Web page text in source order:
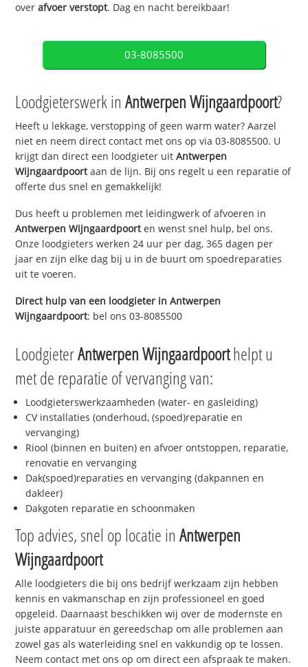
overafvoer verstopt. Dag en nacht bereikbaar!
03-8085500
Loodgieterswerk inAntwerpen Wijngaardpoort?
Heeft u lekkage, verstopping of geen warm water? Aarzel
niet en neem direct contact met ons op via 03-8085500. U
krijgt dan direct een loodgieter uitAntwerpen
Wijngaardpoortaan de lijn. Bij ons regelt u een reparatie of
offerte dus snel en gemakkelijk!
Dus heeft u problemen met leidingwerk of afvoeren in
Antwerpen Wijngaardpoorten wenst snel hulp, bel ons.
Onze loodgieters werken 24 uur per dag, 365 dagen per
jaar en zijn elke dag bij u in de buurt om spoedreparaties
uit te voeren.
Direct hulp van een loodgieter inAntwerpen
Wijngaardpoort: bel ons 03-8085500
LoodgieterAntwerpen Wijngaardpoorthelpt u
met de reparatie of vervanging van:
Loodgieterswerkzaamheden (water- en gasleiding)
CV installaties (onderhoud, (spoed)reparatie en
vervanging)
Riool (binnen en buiten) en afvoer ontstoppen, reparatie,
renovatie en vervanging
Dak(spoed)reparaties en vervanging (dakpannen en
dakleer)
Dakgoten reparatie en schoonmaken
Top advies, snel op locatie inAntwerpen
Wijngaardpoort
Alle loodgieters die bij ons bedrijf werkzaam zijn hebben
kennis en vakmanschap en zijn professioneel en goed
opgeleid. Daarnaast beschikken wij over de modernste en
juiste apparatuur en gereedschap om alle problemen aan
zowel gas als waterleiding snel en vakkundig op te lossen.
Neem contact met ons op om direct een afspraak te maken.